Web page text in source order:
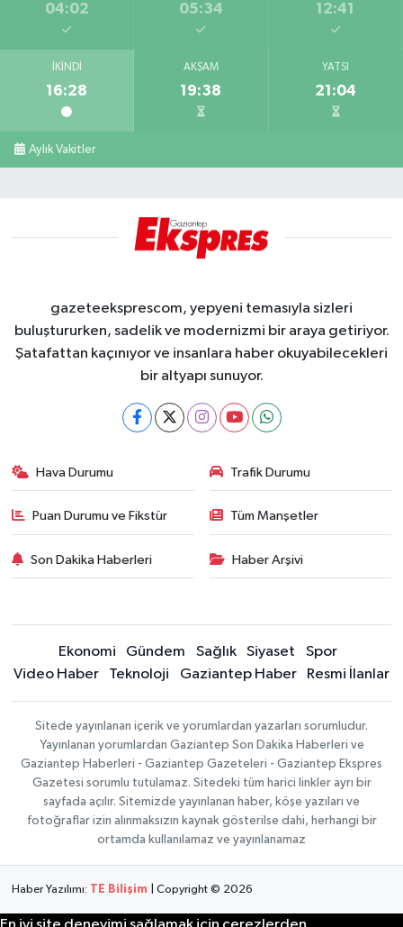
04:02 05:34 12:41
İKINDI
16:28
AKŞAM
19:38
YATSI
21:04
Aylık Vakitler
gazeteeksprescom, yepyeni temasıyla sizleri
buluştururken, sadelik ve modernizmi bir araya getiriyor.
Şatafattan kaçınıyor ve insanlara haber okuyabilecekleri
bir altyapı sunuyor.
Hava Durumu Trafik Durumu
Puan Durumu ve Fikstür Tüm Manşetler
Son Dakika Haberleri Haber Arşivi
Ekonomi Gündem Sağlık Siyaset
Spor
Video Haber
Teknoloji Gaziantep Haber Resmi İlanlar
Sitede yayınlanan içerik ve yorumlardan yazarları sorumludur.
Yayınlanan yorumlardan Gaziantep Son Dakika Haberleri ve
Gaziantep Haberleri - Gaziantep Gazeteleri - Gaziantep Ekspres
Gazetesi sorumlu tutulamaz. Sitedeki tüm harici linkler ayrı bir
sayfada açılır. Sitemizde yayınlanan haber, köşe yazıları ve
fotoğraflar izin alınmaksızın kaynak gösterilse dahi, herhangi bir
ortamda kullanılamaz ve yayınlanamaz
Haber Yazılımı: TE Bilişim | Copyright © 2026